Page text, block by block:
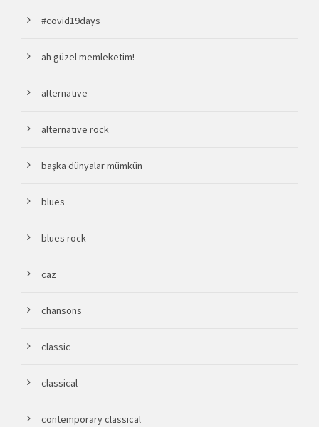
#covid19days
ah güzel memleketim!
alternative
alternative rock
başka dünyalar mümkün
blues
blues rock
caz
chansons
classic
classical
contemporary classical